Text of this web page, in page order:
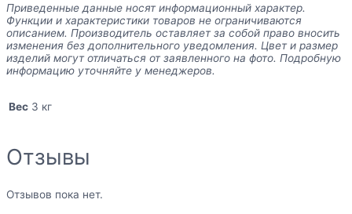
Приведенные данные носят информационный характер.
Функции и характеристики товаров не ограничиваются
описанием. Производитель оставляет за собой право вносить
изменения без дополнительного уведомления. Цвет и размер
изделий могут отличаться от заявленного на фото. Подробную
информацию уточняйте у менеджеров.
Вес 3 кг
Отзывы
Отзывов пока нет.